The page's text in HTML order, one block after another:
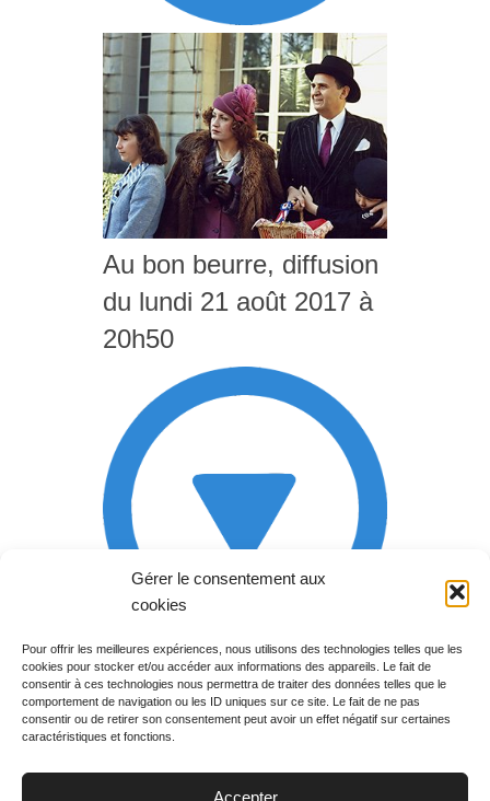
Gérer le consentement aux
cookies
Pour offrir les meilleures expériences, nous utilisons des technologies telles que les
cookies pour stocker et/ou accéder aux informations des appareils. Le fait de
consentir à ces technologies nous permettra de traiter des données telles que le
comportement de navigation ou les ID uniques sur ce site. Le fait de ne pas
consentir ou de retirer son consentement peut avoir un effet négatif sur certaines
caractéristiques et fonctions.
Accepter
Au bon beurre, diffusion
du lundi 21 août 2017 à
20h50
Rechercher votre
programme